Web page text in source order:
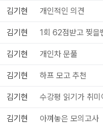
김기현 개인적인 의견
김기현 1회 62점받고 찢을
김기현 개인차 문풀
김기현 하프 모고 추천
김기현 수강평 읽기가 취
김기현 아껴놓은 모의고사